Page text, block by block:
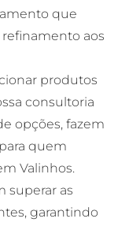
que
aos
produtos
consultoria
opções, fazem
quem
Valinhos.
superar as
garantindo